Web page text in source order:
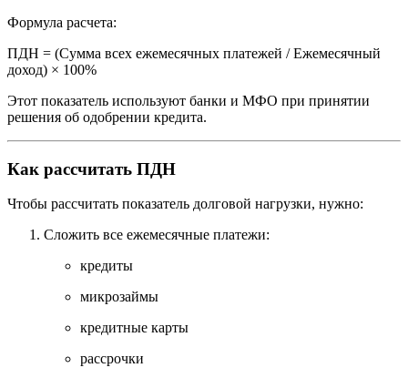
Формула расчета:
ПДН = (Сумма всех ежемесячных платежей / Ежемесячный
доход) × 100%
Этот показатель используют банки и МФО при принятии
решения об одобрении кредита.
Как рассчитать ПДН
Чтобы рассчитать показатель долговой нагрузки, нужно:
Сложить все ежемесячные платежи:
кредиты
микрозаймы
кредитные карты
рассрочки